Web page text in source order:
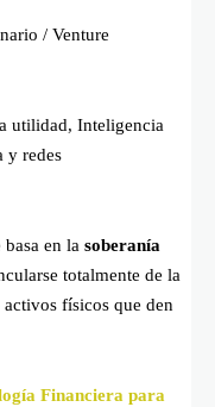
/ Venture
utilidad, Inteligencia
y redes
en la soberanía
totalmente de la
físicos que den
Financiera para